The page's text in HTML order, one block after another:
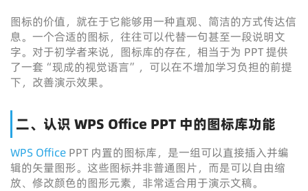
图标的价值，就在于它能够用一种直观、简洁的方式传达信
息。一个合适的图标，往往可以代替一句甚至一段说明文
字。对于初学者来说，图标库的存在，相当于为 PPT 提供
了一套“现成的视觉语言”，可以在不增加学习负担的前提
下，改善演示效果。
二、认识 WPS Office PPT 中的图标库功能
WPS Office PPT 内置的图标库，是一组可以直接插入并编
辑的矢量图形。这些图标并非普通图片，而是可以自由缩
放、修改颜色的图形元素，非常适合用于演示文稿。